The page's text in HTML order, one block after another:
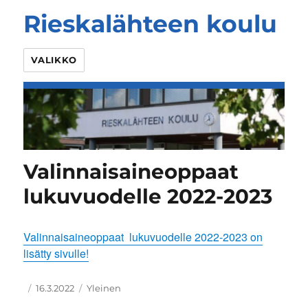
Rieskalähteen koulu
VALIKKO
Valinnaisaineoppaat
lukuvuodelle 2022-2023
Valinnaisaineoppaat lukuvuodelle 2022-2023 on
lisätty sivulle!
Kirjoittaja
Julkaistu
16.3.2022 Kategoriat
Yleinen